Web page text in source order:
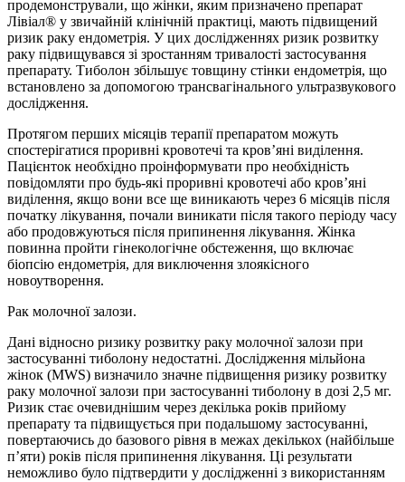
продемонстрували, що жінки, яким призначено препарат
Лівіал® у звичайній клінічній практиці, мають підвищений
ризик раку ендометрія. У цих дослідженнях ризик розвитку
раку підвищувався зі зростанням тривалості застосування
препарату. Тиболон збільшує товщину стінки ендометрія, що
встановлено за допомогою трансвагінального ультразвукового
дослідження.
Протягом перших місяців терапії препаратом можуть
спостерігатися проривні кровотечі та кров’яні виділення.
Пацієнток необхідно проінформувати про необхідність
повідомляти про будь-які проривні кровотечі або кров’яні
виділення, якщо вони все ще виникають через 6 місяців після
початку лікування, почали виникати після такого періоду часу
або продовжуються після припинення лікування. Жінка
повинна пройти гінекологічне обстеження, що включає
біопсію ендометрія, для виключення злоякісного
новоутворення.
Рак молочної залози.
Дані відносно ризику розвитку раку молочної залози при
застосуванні тиболону недостатні. Дослідження мільйона
жінок (MWS) визначило значне підвищення ризику розвитку
раку молочної залози при застосуванні тиболону в дозі 2,5 мг.
Ризик стає очевиднішим через декілька років прийому
препарату та підвищується при подальшому застосуванні,
повертаючись до базового рівня в межах декількох (найбільше
п’яти) років після припинення лікування. Ці результати
неможливо було підтвердити у дослідженні з використанням